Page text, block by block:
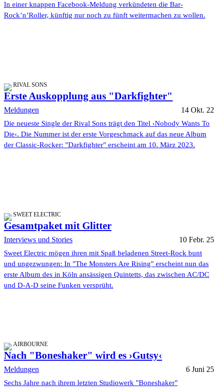
In einer knappen Facebook-Meldung verkündeten die Bar-
Rock’n’Roller, künftig nur noch zu fünft weitermachen zu wollen.
RIVAL SONS
Erste Auskopplung aus "Darkfighter"
Meldungen 14 Okt. 22
Die neueste Single der Rival Sons trägt den Titel ›Nobody Wants To
Die‹. Die Nummer ist der erste Vorgeschmack auf das neue Album
der Classic-Rocker: "Darkfighter" erscheint am 10. März 2023.
SWEET ELECTRIC
Gesamtpaket mit Glitter
Interviews und Stories 10 Febr. 25
Sweet Electric mögen ihren mit Spaß beladenen Street-Rock bunt
und ungezwungen: In "The Monsters Are Rising" erscheint nun das
erste Album des in Köln ansässigen Quintetts, das zwischen AC/DC
und D-A-D seine Funken versprüht.
AIRBOURNE
Nach "Boneshaker" wird es ›Gutsy‹
Meldungen 6 Juni 25
Sechs Jahre nach ihrem letzten Studiowerk "Boneshaker"